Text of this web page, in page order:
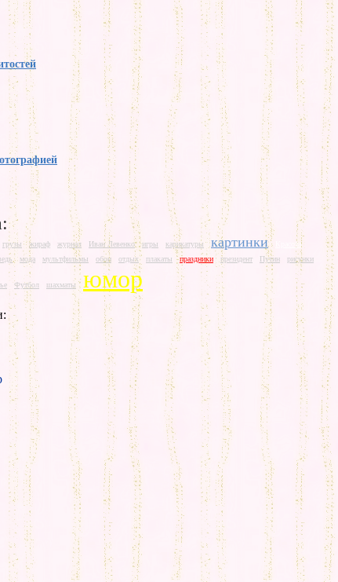
грузы жираф журнал Иван Левенко игры карикатуры картинки
Красота
мода мультфильмы обои отдых плакаты праздники президент Путин рисунки
Футбол шахматы юмор